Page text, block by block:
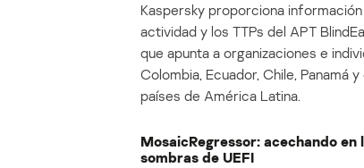
Kaspersky proporciona
actividad y los TTPs del APT
que apunta a organizaciones e
Colombia, Ecuador, Chile, Panamá
países de América Latina.
MosaicRegressor: acechando en
sombras de UEFI